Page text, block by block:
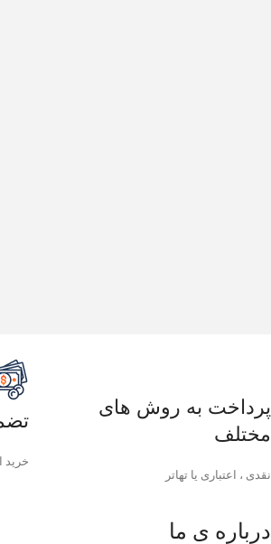
پرداخت به روش های
مختلف
نقدی ، اعتباری یا تهاتر
خرید
درباره ی ما